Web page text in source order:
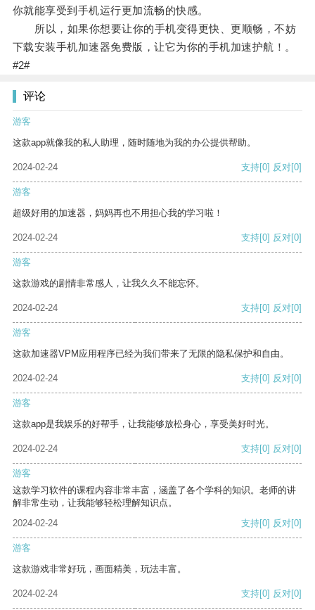
你就能享受到手机运行更加流畅的快感。
所以，如果你想要让你的手机变得更快、更顺畅，不妨
下载安装手机加速器免费版，让它为你的手机加速护航！。
#2#
评论
游客
这款app就像我的私人助理，随时随地为我的办公提供帮助。
2024-02-24 支持[0] 反对[0]
游客
超级好用的加速器，妈妈再也不用担心我的学习啦！
2024-02-24 支持[0] 反对[0]
游客
这款游戏的剧情非常感人，让我久久不能忘怀。
2024-02-24 支持[0] 反对[0]
游客
这款加速器VPM应用程序已经为我们带来了无限的隐私保护和自由。
2024-02-24 支持[0] 反对[0]
游客
这款app是我娱乐的好帮手，让我能够放松身心，享受美好时光。
2024-02-24 支持[0] 反对[0]
游客
这款学习软件的课程内容非常丰富，涵盖了各个学科的知识。老师的讲
解非常生动，让我能够轻松理解知识点。
2024-02-24
支持[0] 反对[0]
游客
这款游戏非常好玩，画面精美，玩法丰富。
2024-02-24 支持[0] 反对[0]